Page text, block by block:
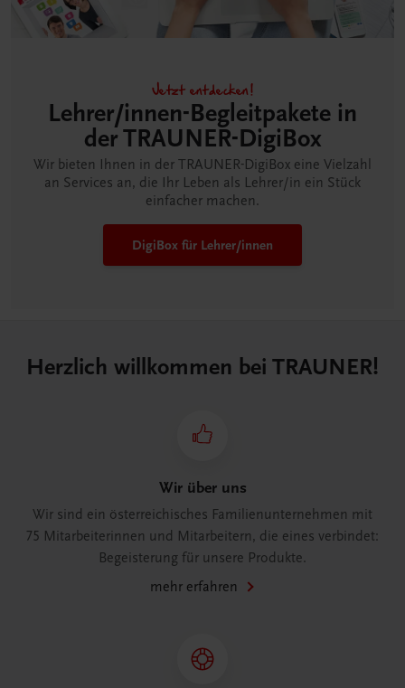
Jetzt entdecken!
Lehrer/innen-Begleitpakete in
der TRAUNER-DigiBox
Wir bieten Ihnen in der TRAUNER-DigiBox eine Vielzahl
an Services an, die Ihr Leben als Lehrer/in ein Stück
einfacher machen.
DigiBox für Lehrer/innen
Herzlich willkommen bei TRAUNER!
Wir über uns
Wir sind ein österreichisches Familienunternehmen mit
75 Mitarbeiterinnen und Mitarbeitern, die eines verbindet:
Begeisterung für unsere Produkte.
mehr erfahren